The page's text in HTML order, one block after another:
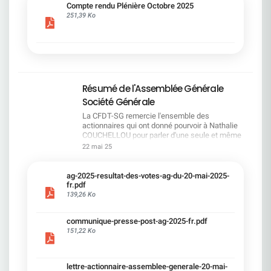
cadre du dialogue social.Bonne lecture !
Compte rendu Plénière Octobre 2025
251,39 Ko
Résumé de l'Assemblée Générale
Société Générale
La CFDT-SG remercie l'ensemble des
actionnaires qui ont donné pourvoir à Nathalie
COUCHELLOU pour parler d'une seule et même
voix.L'assemblée Générale s'est ouverte avec 4
souligné la forte amélioration en 2024 de tous les
facteurs financiers et le premier trimestre 2025
encourageant.Le Directeur Général, Slawomir
solide. Etre une banque simple et intégrée. Etre
une banque efficace. Etre une banque rentable. Le
22 mai 25
ag-2025-resultat-des-votes-ag-du-20-mai-2025-
fr.pdf
139,26 Ko
communique-presse-post-ag-2025-fr.pdf
151,22 Ko
lettre-actionnaire-assemblee-generale-20-mai-